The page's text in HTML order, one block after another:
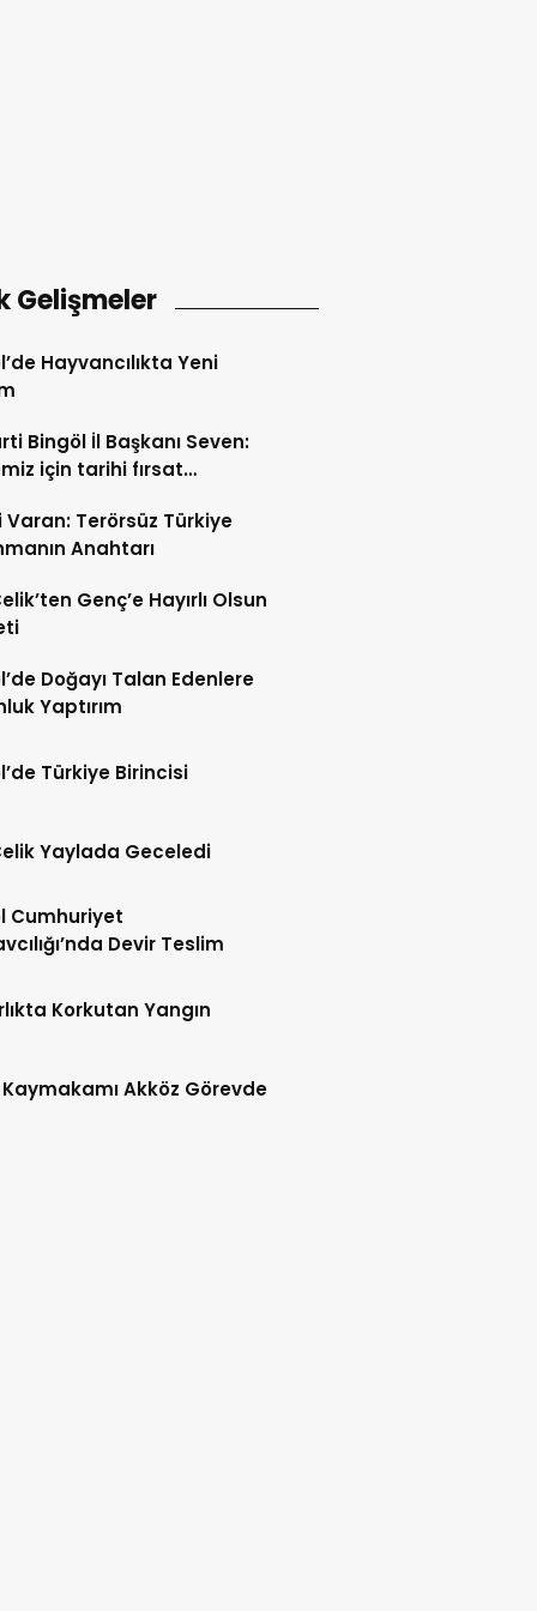
Gelişmeler
Hayvancılıkta Yeni
Bingöl İl Başkanı Seven:
için tarihi fırsat
Varan: Terörsüz Türkiye
Anahtarı
Genç’e Hayırlı Olsun
Doğayı Talan Edenlere
Yaptırım
Türkiye Birincisi
Yaylada Geceledi
Cumhuriyet
Devir Teslim
Korkutan Yangın
Akköz Görevde